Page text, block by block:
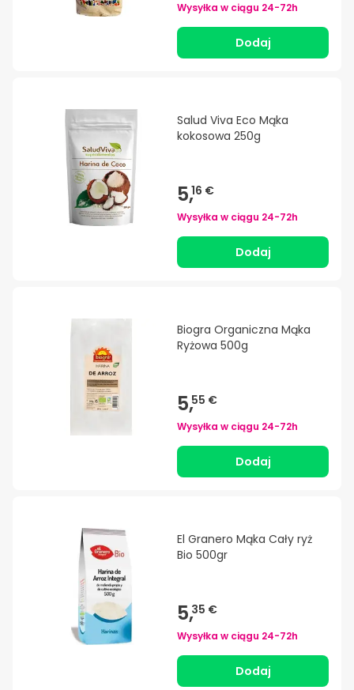
Wysyłka w ciągu 24-72h
Dodaj
Salud Viva Eco Mąka
kokosowa 250g
5,16 €
Wysyłka w ciągu 24-72h
Dodaj
Biogra Organiczna Mąka
Ryżowa 500g
5,55 €
Wysyłka w ciągu 24-72h
Dodaj
El Granero Mąka Cały ryż
Bio 500gr
5,35 €
Wysyłka w ciągu 24-72h
Dodaj